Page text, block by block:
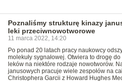
Poznaliśmy strukturę kinazy
leki przeciwnowotworowe
11 marca 2022, 14:20
Po ponad 20 latach pracy naukowcy
molekuły sygnałowej. Otwiera to drogę
leków na niektóre rodzaje nowotworów.
janusowych pracuje wiele zespołów na
Christophera Garcii z Howard Hughes